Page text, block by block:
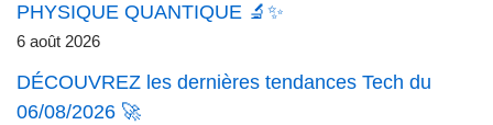
PHYSIQUE QUANTIQUE 🔬✨
6 août 2026
DÉCOUVREZ les dernières tendances Tech du
06/08/2026 🚀